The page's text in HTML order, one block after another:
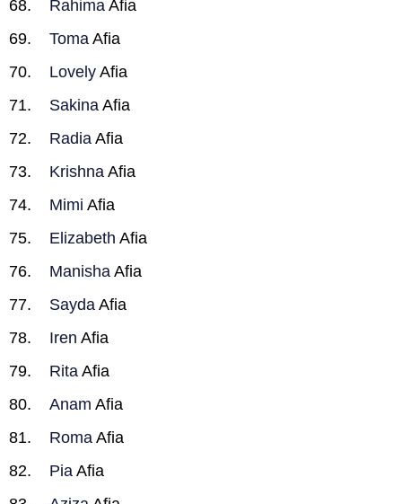
Rahima Afia
Toma Afia
Lovely Afia
Sakina Afia
Radia Afia
Krishna Afia
Mimi Afia
Elizabeth Afia
Manisha Afia
Sayda Afia
Iren Afia
Rita Afia
Anam Afia
Roma Afia
Pia Afia